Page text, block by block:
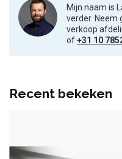
Mijn naam is
verder. Neem
verkoop
of+31 10
Recent bekeken